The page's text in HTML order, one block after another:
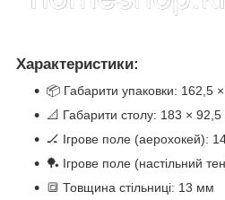
Характеристики:
📦 Габарити упаковки: 162,5
📐 Габарити столу: 183 ×
🏒 Ігрове поле (аерохокей):
🏓 Ігрове поле (настільний
🔳 Товщина стільниці: 13 мм